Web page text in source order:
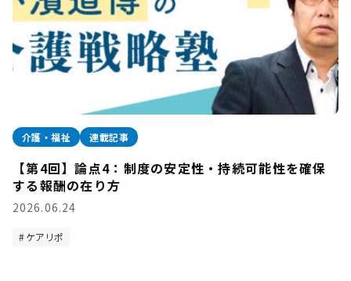
介護・福祉 連載記事
【第4回】論点4：制度の安定性・持続可能性を確保
する報酬の在り方
2026.06.24
ケアリポ